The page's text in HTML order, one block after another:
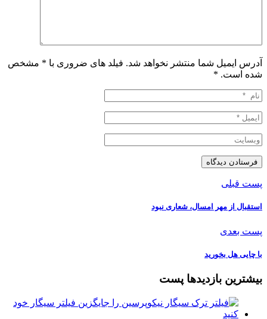
آدرس ایمیل شما منتشر نخواهد شد. فیلد های ضروری با * مشخص
شده است. *
پست قبلی
استقبال از مهر امسال، شعاری نبود
پست بعدی
با چایی هل بخورید
بیشترین بازدیدها پست